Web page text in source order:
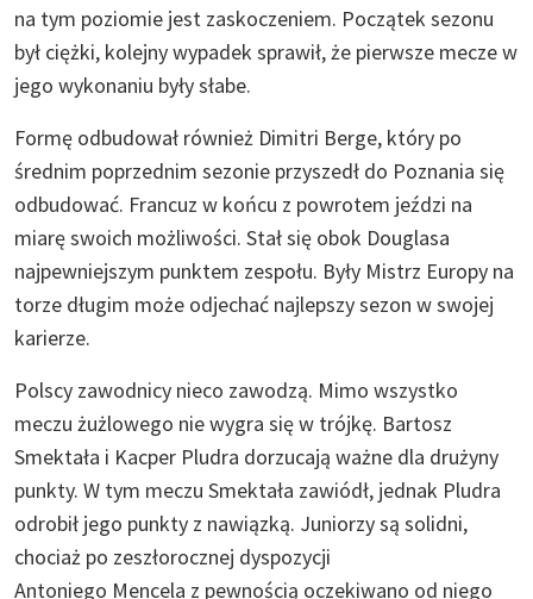
na tym poziomie jest zaskoczeniem. Początek sezonu
był ciężki, kolejny wypadek sprawił, że pierwsze mecze w
jego wykonaniu były słabe.
Formę odbudował również Dimitri Berge, który po
średnim poprzednim sezonie przyszedł do Poznania się
odbudować. Francuz w końcu z powrotem jeździ na
miarę swoich możliwości. Stał się obok Douglasa
najpewniejszym punktem zespołu. Były Mistrz Europy na
torze długim może odjechać najlepszy sezon w swojej
karierze.
Polscy zawodnicy nieco zawodzą. Mimo wszystko
meczu żużlowego nie wygra się w trójkę. Bartosz
Smektała i Kacper Pludra dorzucają ważne dla drużyny
punkty. W tym meczu Smektała zawiódł, jednak Pludra
odrobił jego punkty z nawiązką. Juniorzy są solidni,
chociaż po zeszłorocznej dyspozycji
Antoniego Mencela z pewnością oczekiwano od niego